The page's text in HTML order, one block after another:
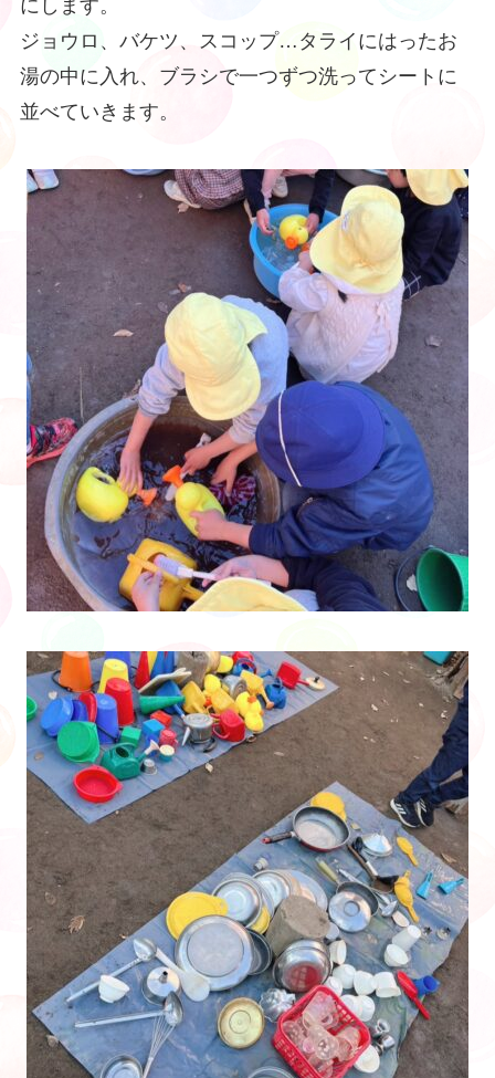
にします。
ジョウロ、バケツ、スコップ…タライにはったお
湯の中に入れ、ブラシで一つずつ洗ってシートに
並べていきます。